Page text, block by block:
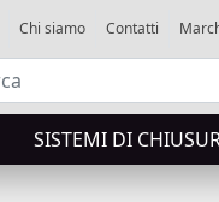
Chi siamo Contatti
SISTEMI DI